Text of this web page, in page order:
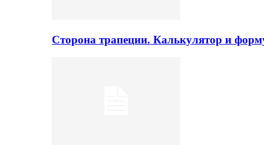
Сторона трапеции. Калькулятор и